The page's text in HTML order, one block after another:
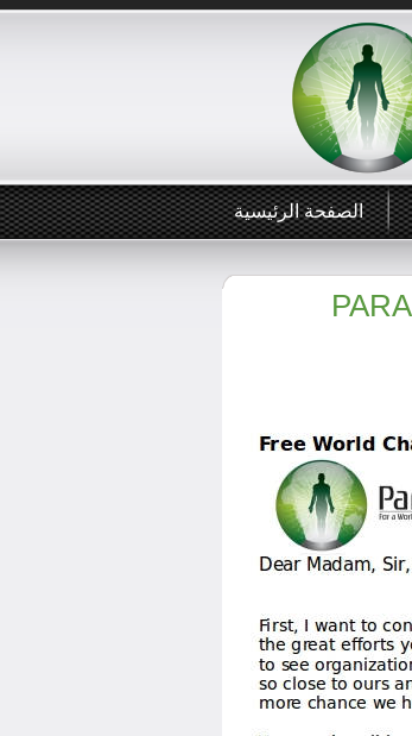
الصفحة الرئيسية